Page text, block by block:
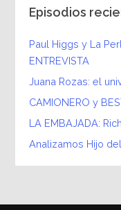
Episodios
Paul Higgs y La
ENTREVISTA
Juana Rozas: el
CAMIONERO y
LA EMBAJADA:
Analizamos Hijo